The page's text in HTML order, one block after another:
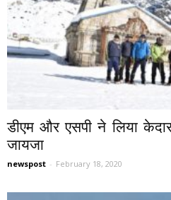
डीएम और एसपी ने लिया
जायजा
newspost - February 18, 2020